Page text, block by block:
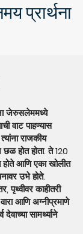
प्रार्थना
जेरुसलेममध्ये
वाट पाहण्यास
राजकीय
होत होता. ते 120
होते आणि एका खोलीत
उभे होते.
पृथ्वीवर काहीतरी
आणि अग्नीप्रमाणे
देवाच्या सामर्थ्याने